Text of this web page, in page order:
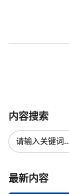
内容搜索
最新内容